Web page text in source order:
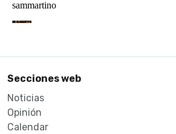
Secciones web
Noticias
Opinión
Calendar